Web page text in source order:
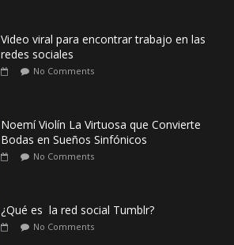
Video viral para encontrar trabajo en las
redes sociales
No Comments
Noemí Violín La Virtuosa que Convierte
Bodas en Sueños Sinfónicos
No Comments
¿Qué es la red social Tumblr?
No Comments